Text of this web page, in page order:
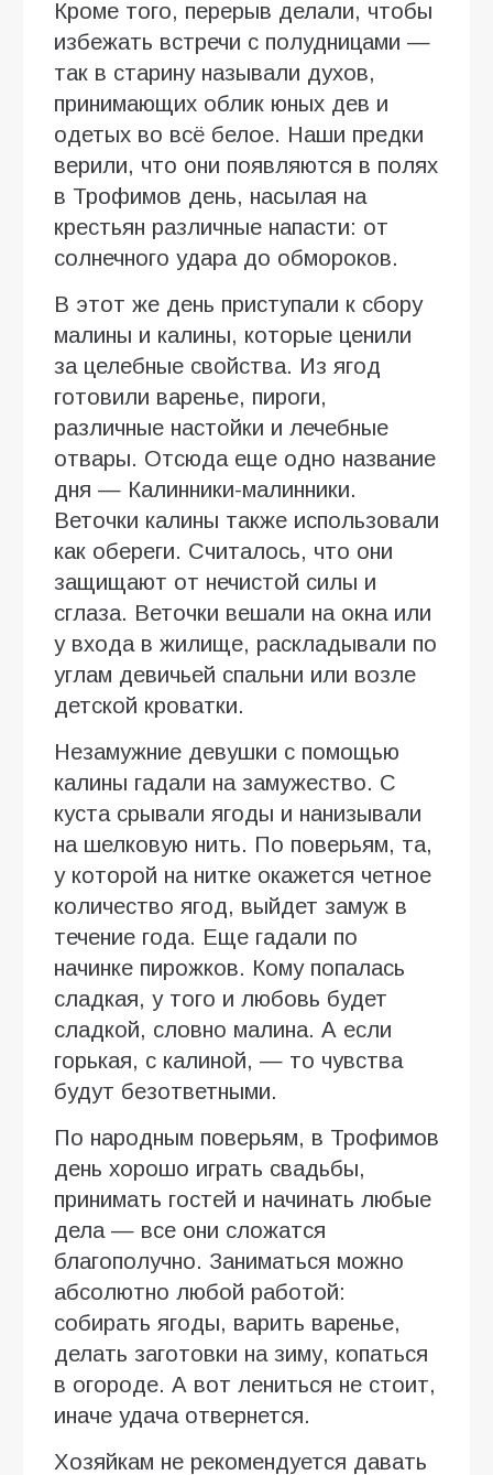
Кроме того, перерыв делали, чтобы
избежать встречи с полудницами —
так в старину называли духов,
принимающих облик юных дев и
одетых во всё белое. Наши предки
верили, что они появляются в полях
в Трофимов день, насылая на
крестьян различные напасти: от
солнечного удара до обмороков.
В этот же день приступали к сбору
малины и калины, которые ценили
за целебные свойства. Из ягод
готовили варенье, пироги,
различные настойки и лечебные
отвары. Отсюда еще одно название
дня — Калинники-малинники.
Веточки калины также использовали
как обереги. Считалось, что они
защищают от нечистой силы и
сглаза. Веточки вешали на окна или
у входа в жилище, раскладывали по
углам девичьей спальни или возле
детской кроватки.
Незамужние девушки с помощью
калины гадали на замужество. С
куста срывали ягоды и нанизывали
на шелковую нить. По поверьям, та,
у которой на нитке окажется четное
количество ягод, выйдет замуж в
течение года. Еще гадали по
начинке пирожков. Кому попалась
сладкая, у того и любовь будет
сладкой, словно малина. А если
горькая, с калиной, — то чувства
будут безответными.
По народным поверьям, в Трофимов
день хорошо играть свадьбы,
принимать гостей и начинать любые
дела — все они сложатся
благополучно. Заниматься можно
абсолютно любой работой:
собирать ягоды, варить варенье,
делать заготовки на зиму, копаться
в огороде. А вот лениться не стоит,
иначе удача отвернется.
Хозяйкам не рекомендуется давать